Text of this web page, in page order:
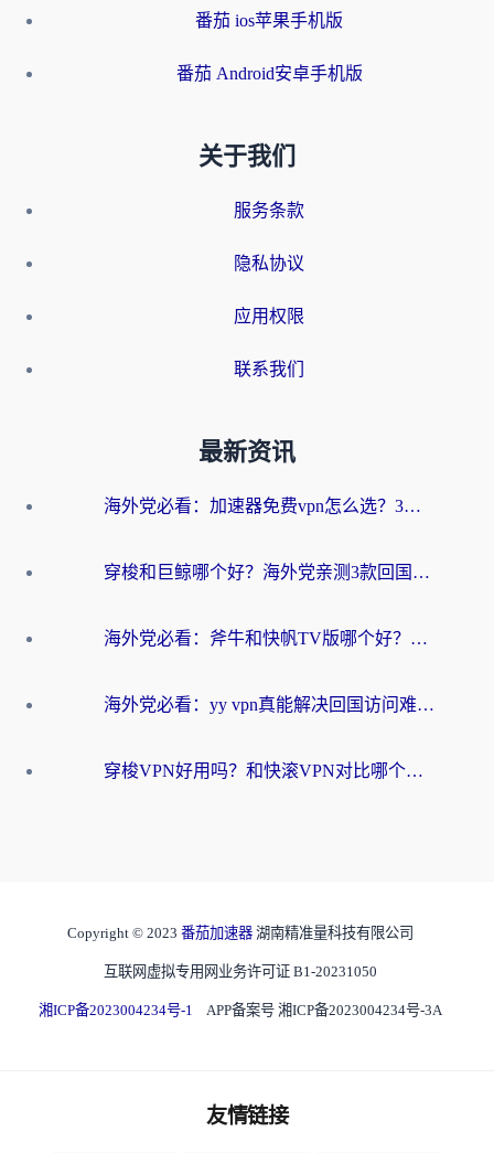
番茄 ios苹果手机版
番茄 Android安卓手机版
关于我们
服务条款
隐私协议
应用权限
联系我们
最新资讯
海外党必看：加速器免费vpn怎么选？3步教你无缝访问国内资源
穿梭和巨鲸哪个好？海外党亲测3款回国加速器，教你避开90%的坑
海外党必看：斧牛和快帆TV版哪个好？3分钟选对回国加速器，无缝刷B站、追热剧
海外党必看：yy vpn真能解决回国访问难题？附云极initap测评+免费方案对比
穿梭VPN好用吗？和快滚VPN对比哪个回国效果更好？海外党选回国加速器必看指南
Copyright © 2023 番茄加速器 湖南精准量科技有限公司
互联网虚拟专用网业务许可证 B1-20231050
湘ICP备2023004234号-1 APP备案号 湘ICP备2023004234号-3A
友情链接